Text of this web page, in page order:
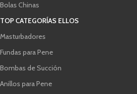
Bolas Chinas
TOP CATEGORÍAS ELLOS
Masturbadores
Fundas para Pene
Bombas de Succión
Anillos para Pene